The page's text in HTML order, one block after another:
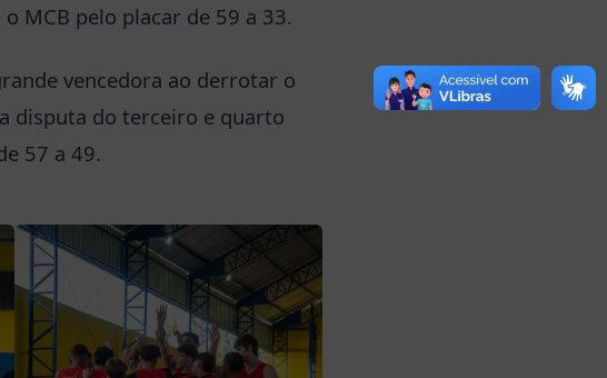
o MCB pelo placar de 59 a 33.
vencedora ao derrotar o
disputa do terceiro e quarto
57 a 49.